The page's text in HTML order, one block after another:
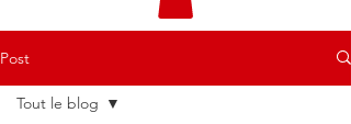
Post
Tout le blog